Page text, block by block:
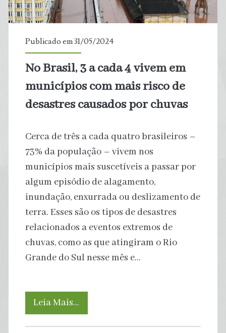
ritmo
Publicado em 31/05/2024
No Brasil, 3 a cada 4 vivem em
municípios com mais risco de
desastres causados por chuvas
Cerca de três a cada quatro brasileiros –
73% da população – vivem nos
municípios mais suscetíveis a passar por
algum episódio de alagamento,
inundação, enxurrada ou deslizamento de
terra. Esses são os tipos de desastres
relacionados a eventos extremos de
chuvas, como as que atingiram o Rio
Grande do Sul nesse mês e…
Leia Mais…
Brasil,